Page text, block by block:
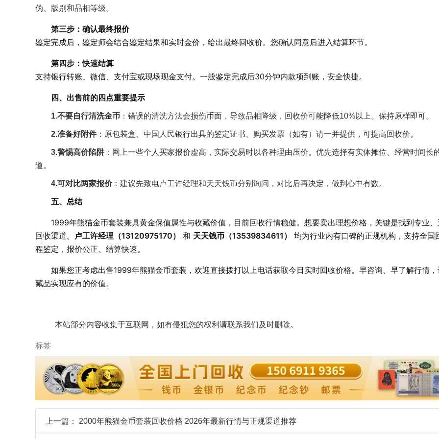
伪、版别和品相等级。
第三步：确认最终报价
鉴定完成后，鉴定师会结合鉴定结果和实时金价，给出最终回收价。您确认同意后进入结算环节。
第四步：快速结算
支持银行转账、微信、支付宝或现场现金支付。一般鉴定完成后30分钟内款项到账，安全快捷。
四、出售前的四点重要提示
1.不要自行清洗金币 ：错误的清洗方法会损伤币面，导致品相降级，回收价可能降低10%以上。保持原样即可。
2.准备好附件：原包装盒、中国人民银行出具的鉴定证书、购买发票（如有）请一并提供，可提高回收价。
3.警惕高价陷阱 ：网上一些个人买家报价虚高，实际交易时以各种理由压价。优先选择有实体摊位、经营时间长
道。
4.可对比两家报价：建议先致电卢工许经理和天天钱币分别询问，对比后再决定，做到心中有数。
五、总结
1999年熊猫金币套装兼具黄金保值属性与收藏价值，目前回收行情稳健。想要卖出理想价格，关键是找到专业
回收渠道。 卢工许经理（13120975170） 和 天天钱币（13539834611）
均为行业内有口碑的正规机构，支持全国
程鉴定，报价公正、结算快速。
如果您正考虑出售1999年熊猫金币套装，欢迎直接拨打以上电话获取今日实时回收价格。早咨询、早了解行情
藏品实现应有的价值。
本站部分内容收集于互联网，如有侵犯您的权利请联系我们及时删除。
标签
上一篇： 2000年熊猫金币套装回收价格 2026年最新行情与正规渠道推荐